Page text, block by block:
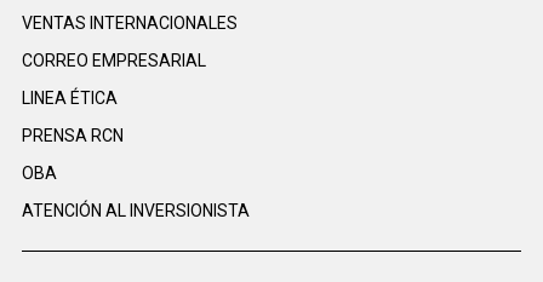
VENTAS INTERNACIONALES
CORREO EMPRESARIAL
LINEA ÉTICA
PRENSA RCN
OBA
ATENCIÓN AL INVERSIONISTA